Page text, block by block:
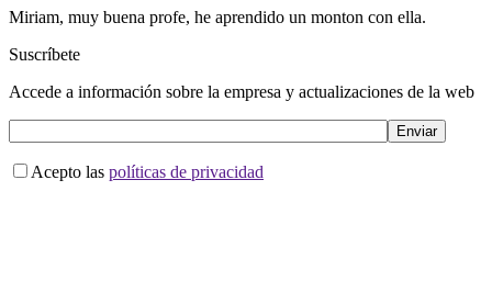
Miriam, muy buena profe, he aprendido un monton con ella.
Suscríbete
Accede a información sobre la empresa y actualizaciones de la web
Acepto las políticas de privacidad